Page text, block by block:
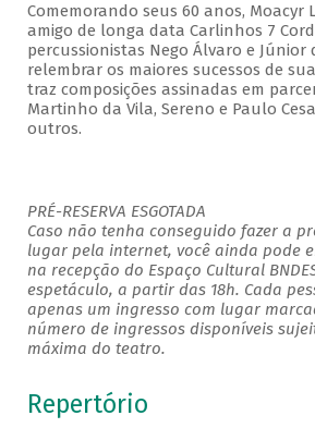
Comemorando seus 60 anos, Moacyr
amigo de longa data Carlinhos 7
percussionistas Nego Álvaro e Júnior
relembrar os maiores sucessos de
traz composições assinadas em
Martinho da Vila, Sereno e Paulo
outros.
PRÉ-RESERVA ESGOTADA
Caso não tenha conseguido fazer a
lugar pela internet, você ainda pode
na recepção do Espaço Cultural
espetáculo, a partir das 18h. Cada
apenas um ingresso com lugar
número de ingressos disponíveis
máxima do teatro.
Repertório